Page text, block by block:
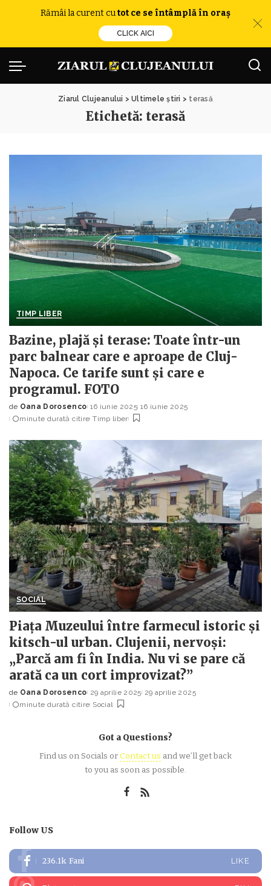
Rămâi la curent cutot ce se întâmplă în oraș
CLICK AICI
Ziarul Clujeanului >Ultimele știri > terasă
Etichetă: terasă
TIMP LIBER
Bazine, plajă și terase: Toate într-un
parc balnear care e aproape de Cluj-
Napoca. Ce tarife sunt și care e
programul. FOTO
Posted
by
de Oana Dorosenco 16 iunie 2025 16 iunie 2025
minute durată citire Timp liber
SOCIAL
Piața Muzeului între farmecul istoric și
kitsch-ul urban. Clujenii, nervoși:
„Parcă am fi în India. Nu vi se pare că
arată ca un cort improvizat?”
Posted
by
de Oana Dorosenco 29 aprilie 2025 29 aprilie 2025
minute durată citire Social
Got a Questions?
Find us on Socials orContact us and we’ll get back
to you as soon as possible.
Follow US
236.1k Fani LIKE